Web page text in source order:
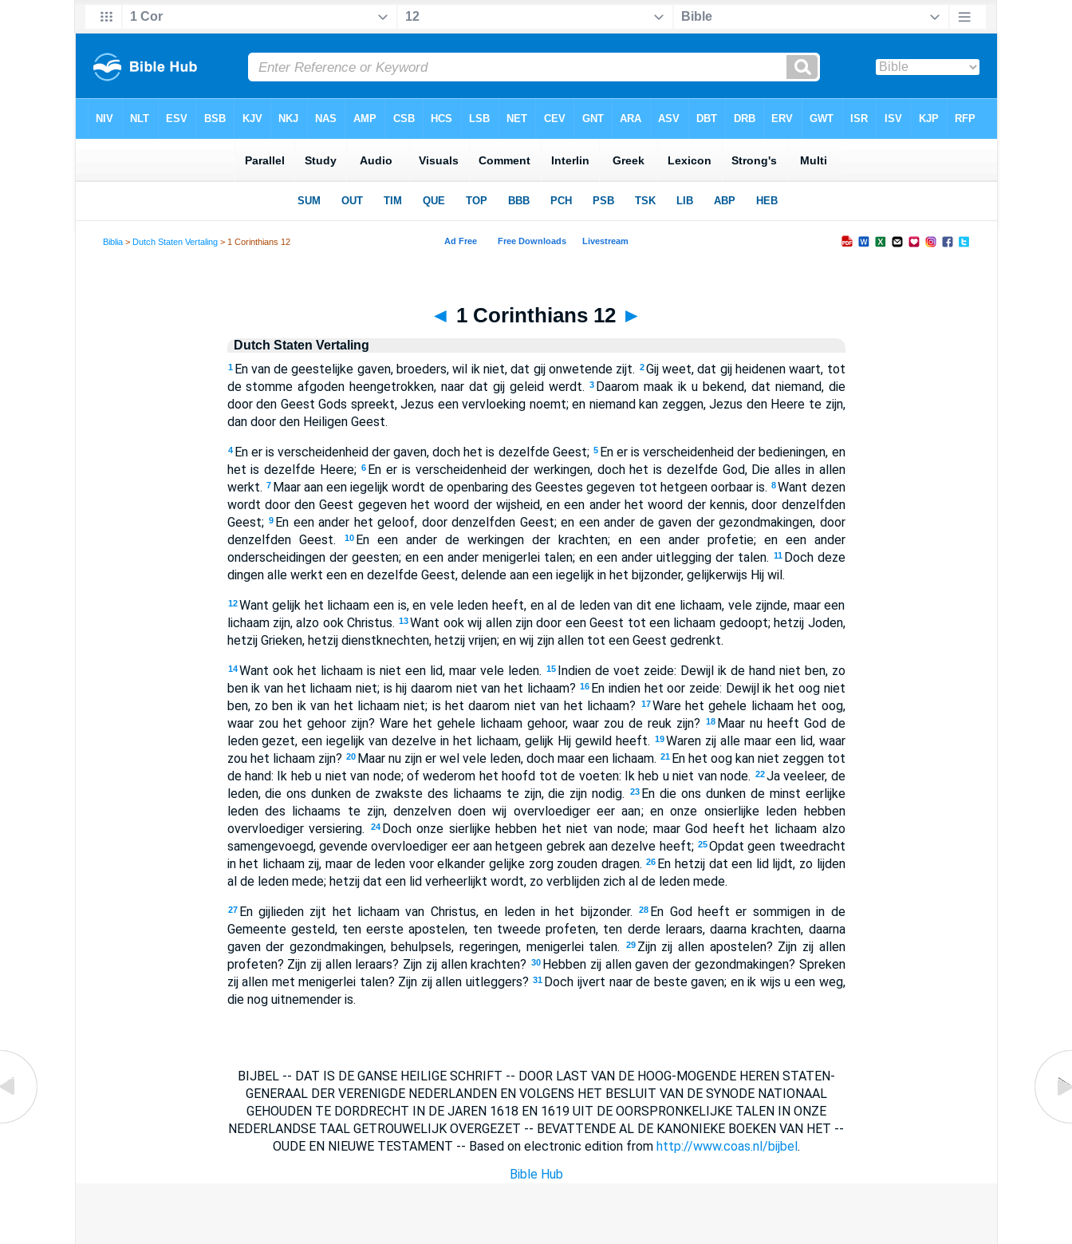
Biblia >Dutch Staten Vertaling > 1 Corinthians 12
◄ 1 Corinthians 12 ►
Dutch Staten Vertaling
1 En van de geestelijke gaven, broeders, wil ik niet, dat gij onwetende zijt. 2Gij weet, dat gij heidenen waart, tot
de stomme afgoden heengetrokken, naar dat gij geleid werdt.
3 Daarom maak ik u bekend, dat niemand, die
door den Geest Gods spreekt, Jezus een vervloeking noemt; en niemand kan zeggen, Jezus den Heere te zijn,
dan door den Heiligen Geest.
4 En er is verscheidenheid der gaven, doch het is dezelfde Geest; 5 En er is verscheidenheid der bedieningen, en
het is dezelfde Heere; 6 En er is verscheidenheid der werkingen, doch het is dezelfde God, Die alles in allen
werkt. 7 Maar aan een iegelijk wordt de openbaring des Geestes gegeven tot hetgeen oorbaar is. 8Want dezen
wordt door den Geest gegeven het woord der wijsheid, en een ander het woord der kennis, door denzelfden
Geest; 9 En een ander het geloof, door denzelfden Geest; en een ander de gaven der gezondmakingen, door
denzelfden Geest.
10 En een ander de werkingen der krachten; en een ander profetie; en een ander
onderscheidingen der geesten; en een ander menigerlei talen; en een ander uitlegging der talen. 11 Doch deze
dingen alle werkt een en dezelfde Geest, delende aan een iegelijk in het bijzonder, gelijkerwijs Hij wil.
12 Want gelijk het lichaam een is, en vele leden heeft, en al de leden van dit ene lichaam, vele zijnde, maar een
lichaam zijn, alzo ook Christus. 13 Want ook wij allen zijn door een Geest tot een lichaam gedoopt; hetzij Joden,
hetzij Grieken, hetzij dienstknechten, hetzij vrijen; en wij zijn allen tot een Geest gedrenkt.
14 Want ook het lichaam is niet een lid, maar vele leden. 15 Indien de voet zeide: Dewijl ik de hand niet ben, zo
ben ik van het lichaam niet; is hij daarom niet van het lichaam? 16 En indien het oor zeide: Dewijl ik het oog niet
ben, zo ben ik van het lichaam niet; is het daarom niet van het lichaam?
17 Ware het gehele lichaam het oog,
waar zou het gehoor zijn? Ware het gehele lichaam gehoor, waar zou de reuk zijn?
18 Maar nu heeft God de
leden gezet, een iegelijk van dezelve in het lichaam, gelijk Hij gewild heeft. 19Waren zij alle maar een lid, waar
zou het lichaam zijn? 20 Maar nu zijn er wel vele leden, doch maar een lichaam. 21 En het oog kan niet zeggen tot
de hand: Ik heb u niet van node; of wederom het hoofd tot de voeten: Ik heb u niet van node. 22Ja veeleer, de
leden, die ons dunken de zwakste des lichaams te zijn, die zijn nodig.
23 En die ons dunken de minst eerlijke
leden des lichaams te zijn, denzelven doen wij overvloediger eer aan; en onze onsierlijke leden hebben
overvloediger versiering.
24 Doch onze sierlijke hebben het niet van node; maar God heeft het lichaam alzo
samengevoegd, gevende overvloediger eer aan hetgeen gebrek aan dezelve heeft; 25Opdat geen tweedracht
in het lichaam zij, maar de leden voor elkander gelijke zorg zouden dragen. 26 En hetzij dat een lid lijdt, zo lijden
al de leden mede; hetzij dat een lid verheerlijkt wordt, zo verblijden zich al de leden mede.
27 En gijlieden zijt het lichaam van Christus, en leden in het bijzonder. 28 En God heeft er sommigen in de
Gemeente gesteld, ten eerste apostelen, ten tweede profeten, ten derde leraars, daarna krachten, daarna
gaven der gezondmakingen, behulpsels, regeringen, menigerlei talen.
29 Zijn zij allen apostelen? Zijn zij allen
profeten? Zijn zij allen leraars? Zijn zij allen krachten? 30 Hebben zij allen gaven der gezondmakingen? Spreken
zij allen met menigerlei talen? Zijn zij allen uitleggers? 31 Doch ijvert naar de beste gaven; en ik wijs u een weg,
die nog uitnemender is.
BIJBEL -- DAT IS DE GANSE HEILIGE SCHRIFT -- DOOR LAST VAN DE HOOG-MOGENDE HEREN STATEN-
GENERAAL DER VERENIGDE NEDERLANDEN EN VOLGENS HET BESLUIT VAN DE SYNODE NATIONAAL
GEHOUDEN TE DORDRECHT IN DE JAREN 1618 EN 1619 UIT DE OORSPRONKELIJKE TALEN IN ONZE
NEDERLANDSE TAAL GETROUWELIJK OVERGEZET -- BEVATTENDE AL DE KANONIEKE BOEKEN VAN HET --
OUDE EN NIEUWE TESTAMENT -- Based on electronic edition from http://www.coas.nl/bijbel.
Bible Hub